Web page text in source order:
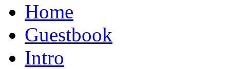
Home
Guestbook
Intro